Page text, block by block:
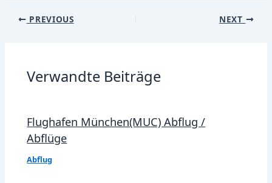
Post
PREVIOUS NEXT
Verwandte Beiträge
Flughafen München(MUC) Abflug /
Abflüge
Abflug